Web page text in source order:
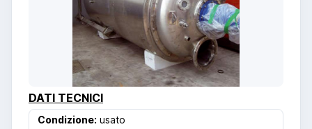
DATI TECNICI
Condizione: usato